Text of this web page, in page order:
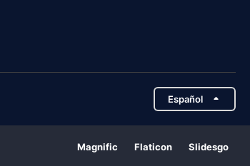
Español
Magnific Flaticon Slidesgo